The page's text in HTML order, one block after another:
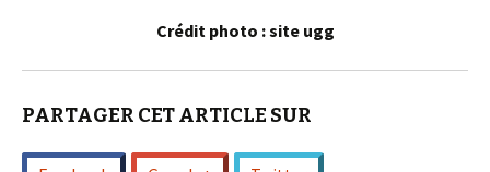
Crédit photo : site ugg
PARTAGER CET ARTICLE SUR